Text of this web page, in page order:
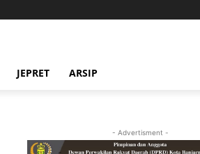
JEPRET ARSIP
- Advertisment -